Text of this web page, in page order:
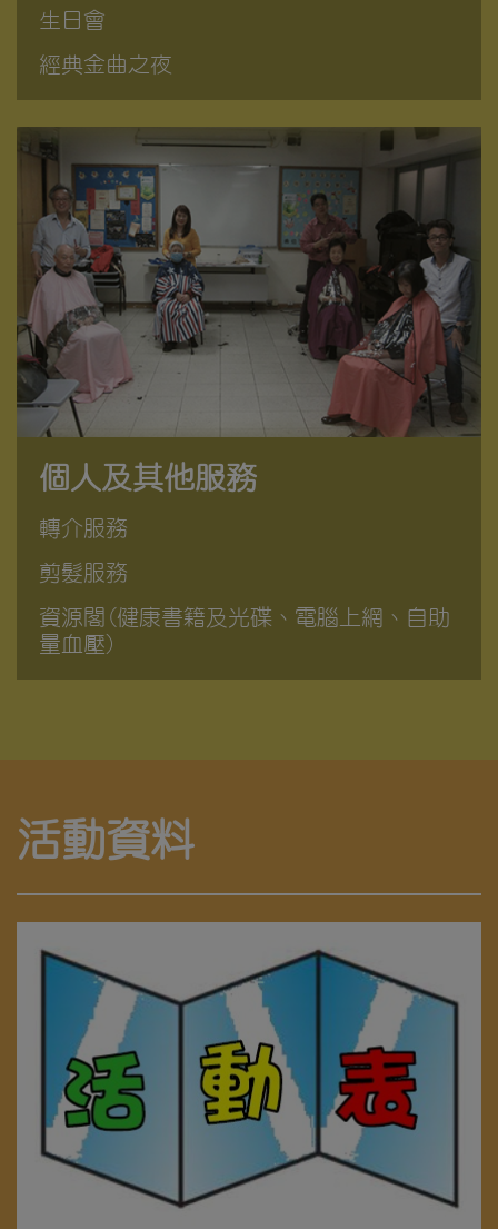
生日會
經典金曲之夜
個人及其他服務
轉介服務
剪髮服務
資源閣(健康書籍及光碟、電腦上網、自助
量血壓)
活動資料